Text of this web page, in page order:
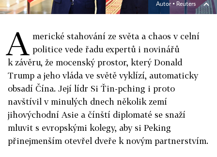
Autor ▪ Reuters
A merické stahování ze světa a chaos v celní
politice vede řadu expertů i novinářů
k závěru, že mocenský prostor, který Donald
Trump a jeho vláda ve světě vyklízí, automaticky
obsadí Čína. Její lídr Si Ťin-pching i proto
navštívil v minulých dnech několik zemí
jihovýchodní Asie a čínští diplomaté se snaží
mluvit s evropskými kolegy, aby si Peking
přinejmenším otevřel dveře k novým partnerstvím.